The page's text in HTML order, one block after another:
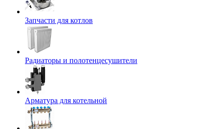
Запчасти для котлов
Радиаторы и полотенцесушители
Арматура для котельной